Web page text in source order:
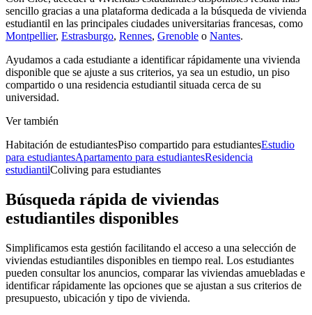
sencillo gracias a una plataforma dedicada a la búsqueda de vivienda
estudiantil en las principales ciudades universitarias francesas, como
Montpellier, Estrasburgo, Rennes, Grenoble o Nantes.
Ayudamos a cada estudiante a identificar rápidamente una vivienda
disponible que se ajuste a sus criterios, ya sea un estudio, un piso
compartido o una residencia estudiantil situada cerca de su
universidad.
Ver también
Habitación de estudiantesPiso compartido para estudiantesEstudio
para estudiantesApartamento para estudiantesResidencia
estudiantilColiving para estudiantes
Búsqueda rápida de viviendas
estudiantiles disponibles
Simplificamos esta gestión facilitando el acceso a una selección de
viviendas estudiantiles disponibles en tiempo real. Los estudiantes
pueden consultar los anuncios, comparar las viviendas amuebladas e
identificar rápidamente las opciones que se ajustan a sus criterios de
presupuesto, ubicación y tipo de vivienda.